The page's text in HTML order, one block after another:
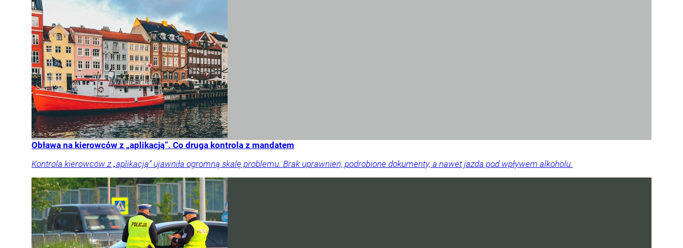
Obława na kierowców z „aplikacją”. Co druga kontrola z mandatem
Kontrola kierowców z „aplikacją” ujawniła ogromną skalę problemu. Brak uprawnień, podrobione dokumenty, a nawet jazda pod wpływem alkoholu.